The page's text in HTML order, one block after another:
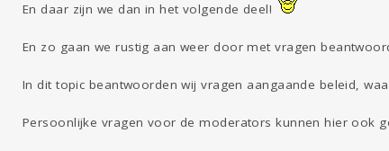
En daar zijn we dan in het volgende deel!
En zo gaan we rustig aan weer door met vragen
In dit topic beantwoorden wij vragen aangaande beleid,
Persoonlijke vragen voor de moderators kunnen hier ook